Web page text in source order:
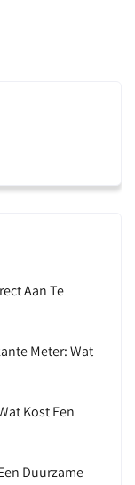
Aan Te
Meter: Wat
Kost Een
Duurzame